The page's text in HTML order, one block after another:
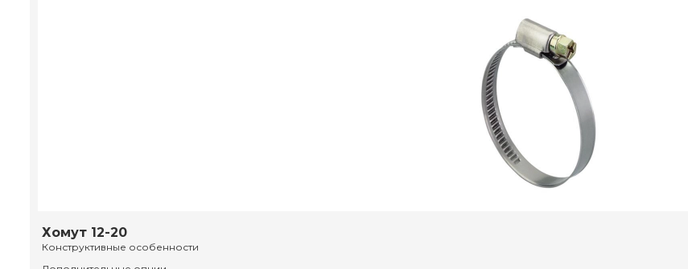
Хомут 12-20
Конструктивные особенности